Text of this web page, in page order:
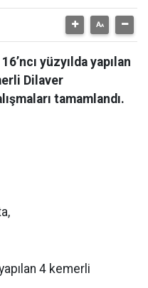
yüzyılda yapılan
Dilaver
tamamlandı.
4 kemerli